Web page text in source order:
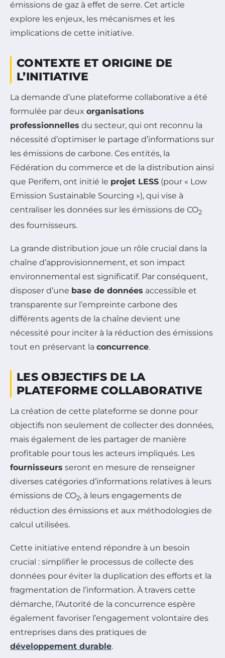
émissions de gaz à effet de serre. Cet article
explore les enjeux, les mécanismes et les
implications de cette initiative.
CONTEXTE ET ORIGINE DE
L’INITIATIVE
La demande d’une plateforme collaborative a été
formulée par deux organisations
professionnelles du secteur, qui ont reconnu la
nécessité d’optimiser le partage d’informations sur
les émissions de carbone. Ces entités, la
Fédération du commerce et de la distribution ainsi
que Perifem, ont initié le projet LESS (pour « Low
Emission Sustainable Sourcing »), qui vise à
centraliser les données sur les émissions de CO2
des fournisseurs.
La grande distribution joue un rôle crucial dans la
chaîne d’approvisionnement, et son impact
environnemental est significatif. Par conséquent,
disposer d’une base de données accessible et
transparente sur l’empreinte carbone des
différents agents de la chaîne devient une
nécessité pour inciter à la réduction des émissions
tout en préservant la concurrence.
LES OBJECTIFS DE LA
PLATEFORME COLLABORATIVE
La création de cette plateforme se donne pour
objectifs non seulement de collecter des données,
mais également de les partager de manière
profitable pour tous les acteurs impliqués. Les
fournisseurs seront en mesure de renseigner
diverses catégories d’informations relatives à leurs
émissions de CO2, à leurs engagements de
réduction des émissions et aux méthodologies de
calcul utilisées.
Cette initiative entend répondre à un besoin
crucial : simplifier le processus de collecte des
données pour éviter la duplication des efforts et la
fragmentation de l’information. À travers cette
démarche, l’Autorité de la concurrence espère
également favoriser l’engagement volontaire des
entreprises dans des pratiques de
développement durable.